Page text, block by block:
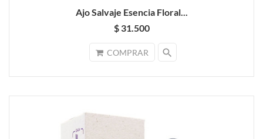
Ajo Salvaje Esencia Floral...
$ 31.500
COMPRAR search